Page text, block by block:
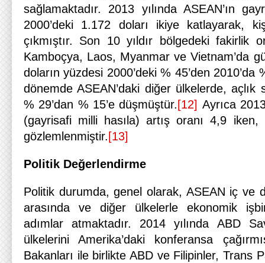
sağlamaktadır. 2013 yılında ASEAN’ın
2000’deki 1.172 doları ikiye katlayarak,
çıkmıştır. Son 10 yıldır bölgedeki fakirlik
Kamboçya, Laos, Myanmar ve Vietnam’da
doların yüzdesi 2000’deki % 45’den 2010’da
dönemde ASEAN’daki diğer ülkelerde, açlık
% 29’dan % 15’e düşmüştür. [12] Ayrıca
(gayrisafi milli hasıla) artış oranı 4,9
gözlemlenmiştir. [13]
Politik Değerlendirme
Politik durumda, genel olarak, ASEAN iç ve
arasında ve diğer ülkelerle ekonomik
adımlar atmaktadır. 2014 yılında ABD
ülkelerini Amerika’daki konferansa
Bakanları ile birlikte ABD ve Filipinler, Trans